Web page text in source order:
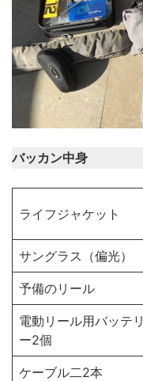
バッカン中身
ライフジャケット
サングラス（偏光）
予備のリール
電動リール用バッテリ
ー2個
ケーブル二2本